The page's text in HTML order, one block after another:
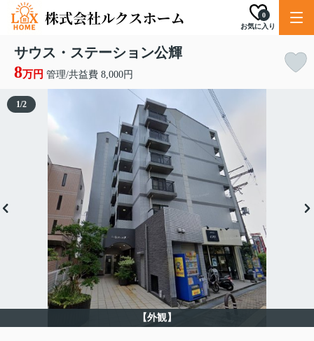
お気に入り
0
サウス・ステーション公輝
8万円 管理/共益費 8,000円
【外観】
1/2